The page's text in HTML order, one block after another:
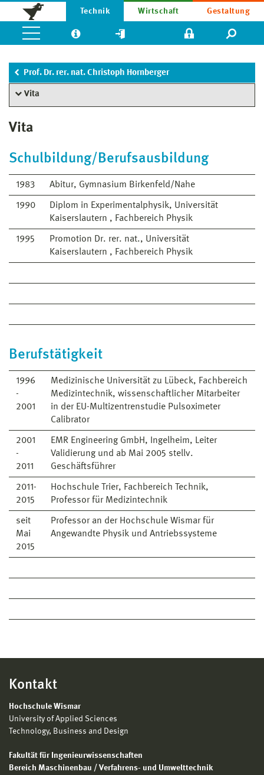
Technik Wirtschaft Gestaltung
Prof. Dr. rer. nat. Christoph Hornberger
Vita
Vita
Schulbildung/Berufsausbildung
1983 Abitur, Gymnasium Birkenfeld/Nahe
1990
Diplom in Experimentalphysik, Universität
Kaiserslautern , Fachbereich Physik
1995
Promotion Dr. rer. nat., Universität
Kaiserslautern , Fachbereich Physik
Berufstätigkeit
1996
-
2001
Medizinische Universität zu Lübeck, Fachbereich
Medizintechnik, wissenschaftlicher Mitarbeiter
in der EU-Multizentrenstudie Pulsoximeter
Calibrator
2001
-
2011
EMR Engineering GmbH, Ingelheim, Leiter
Validierung und ab Mai 2005 stellv.
Geschäftsführer
2011-
2015
Hochschule Trier, Fachbereich Technik,
Professor für Medizintechnik
seit
Mai
2015
Professor an der Hochschule Wismar für
Angewandte Physik und Antriebssysteme
Kontakt
Hochschule Wismar
University of Applied Sciences
Technology, Business and Design
Fakultät für Ingenieurwissenschaften
Bereich Maschinenbau / Verfahrens- und Umwelttechnik